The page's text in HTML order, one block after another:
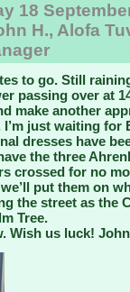
18
H., Alofa
to go. Still
passing over at
make another
I’m just waiting
dresses have
the three
crossed for no
put them on
the street as the
Tree.
Wish us luck!